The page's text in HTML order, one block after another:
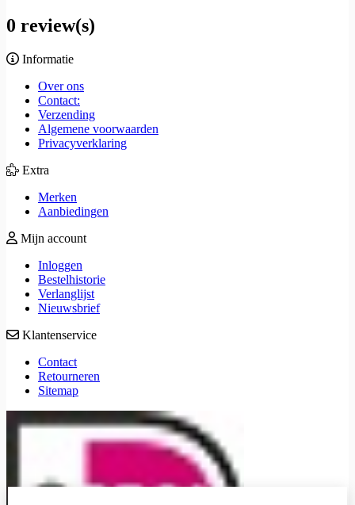
0 review(s)
Informatie
Over ons
Contact:
Verzending
Algemene voorwaarden
Privacyverklaring
Extra
Merken
Aanbiedingen
Mijn account
Inloggen
Bestelhistorie
Verlanglijst
Nieuwsbrief
Klantenservice
Contact
Retourneren
Sitemap